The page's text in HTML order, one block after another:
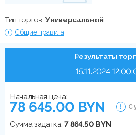
Тип торгов:Универсальный
Общие правила
Результаты
15.11.2024
Начальная цена:
78 645.00 BYN С
Сумма задатка:7 864.50 BYN